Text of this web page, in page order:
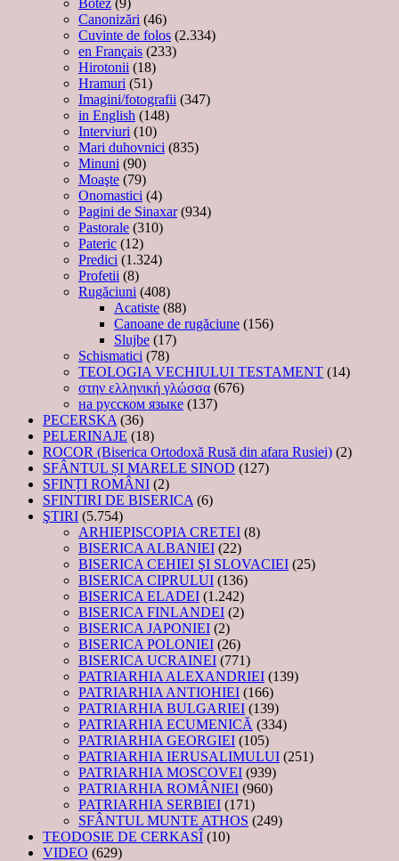
Canonizări (46)
Cuvinte de folos (2.334)
en Français (233)
Hirotonii (18)
Hramuri (51)
Imagini/fotografii (347)
in English (148)
Interviuri (10)
Mari duhovnici (835)
Minuni (90)
Moaşte (79)
Onomastici (4)
Pagini de Sinaxar(934)
Pastorale (310)
Pateric (12)
Predici (1.324)
Profetii (8)
Rugăciuni (408)
Acatiste (88)
Canoane de rugăciune (156)
Slujbe (17)
Schismatici (78)
TEOLOGIA VECHIULUI TESTAMENT (14)
στην ελληνική γλώσσα (676)
на русском языке (137)
PECERSKA (36)
PELERINAJE (18)
ROCOR (Biserica Ortodoxă Rusă din afara Rusiei) (2)
SFÂNTUL ȘI MARELE SINOD (127)
SFINȚI ROMÂNI (2)
SFINTIRI DE BISERICA (6)
ŞTIRI (5.754)
ARHIEPISCOPIA CRETEI (8)
BISERICA ALBANIEI (22)
BISERICA CEHIEI ŞI SLOVACIEI (25)
BISERICA CIPRULUI (136)
BISERICA ELADEI (1.242)
BISERICA FINLANDEI (2)
BISERICA JAPONIEI (2)
BISERICA POLONIEI (26)
BISERICA UCRAINEI (771)
PATRIARHIA ALEXANDRIEI (139)
PATRIARHIA ANTIOHIEI (166)
PATRIARHIA BULGARIEI (139)
PATRIARHIA ECUMENICĂ (334)
PATRIARHIA GEORGIEI (105)
PATRIARHIA IERUSALIMULUI (251)
PATRIARHIA MOSCOVEI (939)
PATRIARHIA ROMÂNIEI (960)
PATRIARHIA SERBIEI (171)
SFÂNTUL MUNTE ATHOS (249)
TEODOSIE DE CERKASÎ (10)
VIDEO (629)